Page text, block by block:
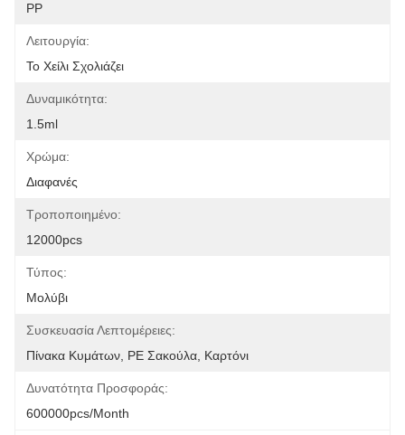
PP
Λειτουργία:
Το Χείλι Σχολιάζει
Δυναμικότητα:
1.5ml
Χρώμα:
Διαφανές
Τροποποιημένο:
12000pcs
Τύπος:
Μολύβι
Συσκευασία Λεπτομέρειες:
Πίνακα Κυμάτων, PE Σακούλα, Καρτόνι
Δυνατότητα Προσφοράς:
600000pcs/month